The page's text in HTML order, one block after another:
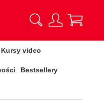
Kursy video
Bestsellery